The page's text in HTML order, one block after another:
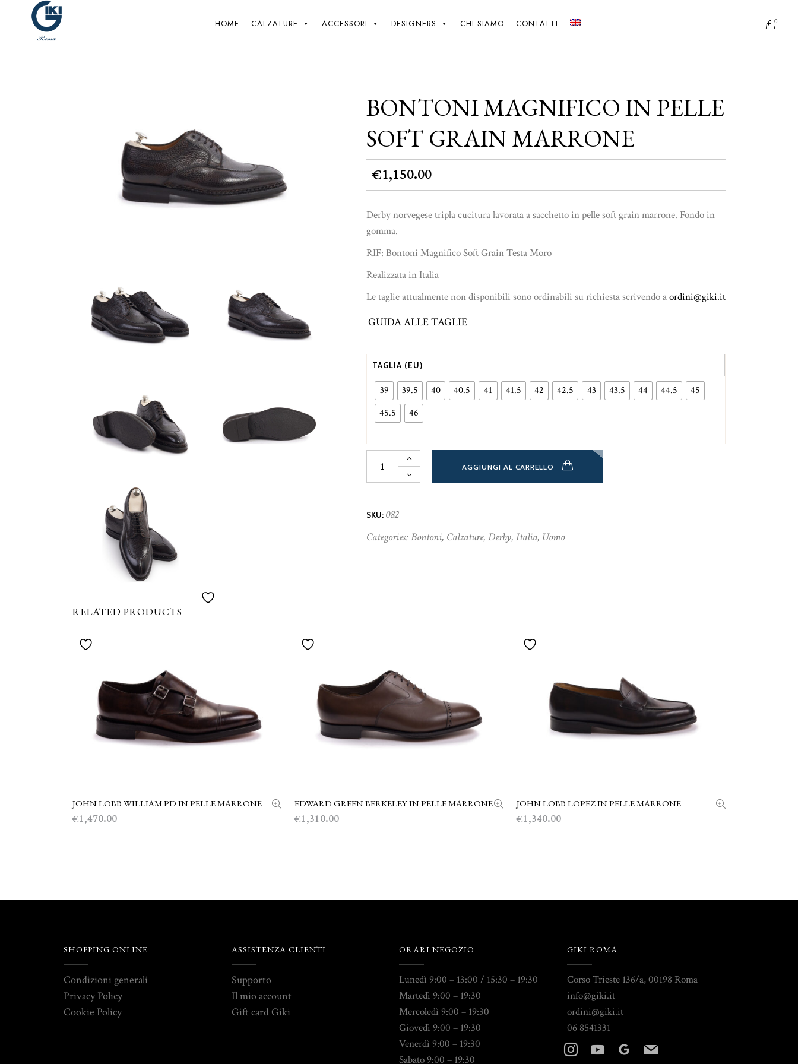
HOME CALZATURE ACCESSORI DESIGNERS CHI SIAMO CONTATTI 0
Bontoni Magnifico in pelle soft grain marrone
BONTONI MAGNIFICO IN PELLE
SOFT GRAIN MARRONE
€1,150.00
Derby norvegese tripla cucitura lavorata a sacchetto in pelle soft grain marrone. Fondo in
gomma.
RIF: Bontoni Magnifico Soft Grain Testa Moro
Realizzata in Italia
Le taglie attualmente non disponibili sono ordinabili su richiesta scrivendo aordini@giki.it
GUIDA ALLE TAGLIE
TAGLIA (EU)
39 39.5 40 40.5 41 41.5 42 42.5 43 43.5 44 44.5
45
45.5
46
Bontoni
Magnifico
pelle
grain
marrone
AGGIUNGI AL CARRELLO
SKU: 082
Categories: Bontoni, Calzature, Derby, Italia, Uomo
RELATED PRODUCTS
SCEGLI
JOHN LOBB WILLIAM PD IN PELLE MARRONE
€1,470.00
SCEGLI
EDWARD GREEN BERKELEY IN PELLE MARRONE
€1,310.00
SCEGLI
JOHN LOBB LOPEZ IN PELLE MARRONE
€1,340.00
SHOPPING ONLINE
Condizioni generali
Privacy Policy
Cookie Policy
ASSISTENZA CLIENTI
Supporto
Il mio account
Gift card Giki
ORARI NEGOZIO
Lunedì 9:00 – 13:00 / 15:30 – 19:30
Martedì 9:00 – 19:30
Mercoledì 9:00 – 19:30
Giovedì 9:00 – 19:30
Venerdì 9:00 – 19:30
Sabato 9:00 – 19:30
GIKI ROMA
Corso Trieste 136/a, 00198 Roma
info@giki.it
ordini@giki.it
06 8541331
instagramyoutubegoogleplus
mail